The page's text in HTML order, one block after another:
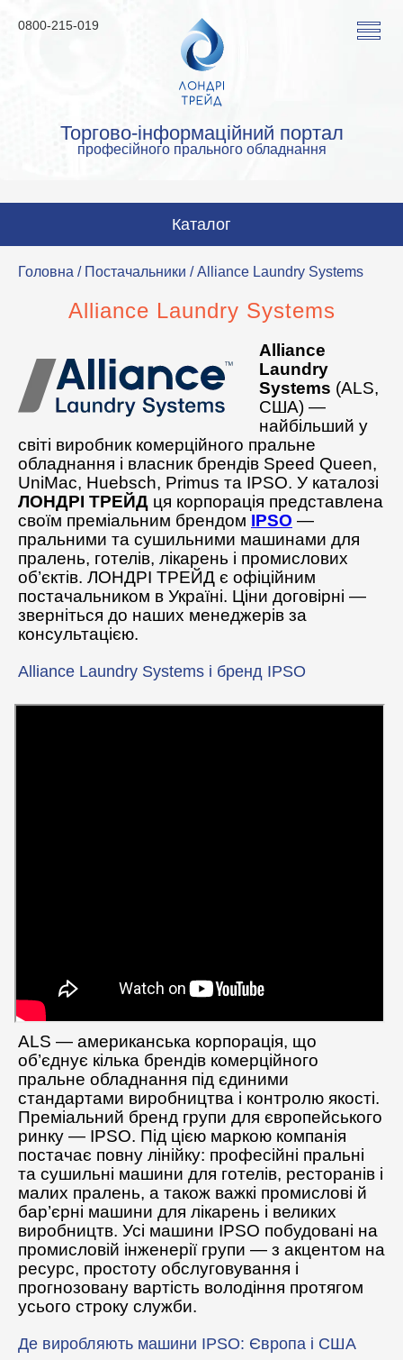
Торгово-інформаційний портал
професійного прального обладнання
0800-215-019
Каталог
Пральні машини
Прасувальне обладнання
Аквачистка та хімчистка
Допоміжне обладнання
Професійна хімія
Головна / Постачальники / Alliance Laundry Systems
Alliance Laundry Systems
Alliance
Laundry
Systems (ALS,
США) —
найбільший у
світі виробник комерційного пральне
обладнання і власник брендів Speed Queen,
UniMac, Huebsch, Primus та IPSO. У каталозі
ЛОНДРІ ТРЕЙД ця корпорація представлена
своїм преміальним брендом IPSO —
пральними та сушильними машинами для
пралень, готелів, лікарень і промислових
об’єктів. ЛОНДРІ ТРЕЙД є офіційним
постачальником в Україні. Ціни договірні —
зверніться до наших менеджерів за
консультацією.
Alliance Laundry Systems і бренд IPSO
ALS — американська корпорація, що
об’єднує кілька брендів комерційного
пральне обладнання під єдиними
стандартами виробництва і контролю якості.
Преміальний бренд групи для європейського
ринку — IPSO. Під цією маркою компанія
постачає повну лінійку: професійні пральні
та сушильні машини для готелів, ресторанів і
малих пралень, а також важкі промислові й
бар’єрні машини для лікарень і великих
виробництв. Усі машини IPSO побудовані на
промисловій інженерії групи — з акцентом на
ресурс, простоту обслуговування і
прогнозовану вартість володіння протягом
усього строку служби.
Де виробляють машини IPSO: Європа і США